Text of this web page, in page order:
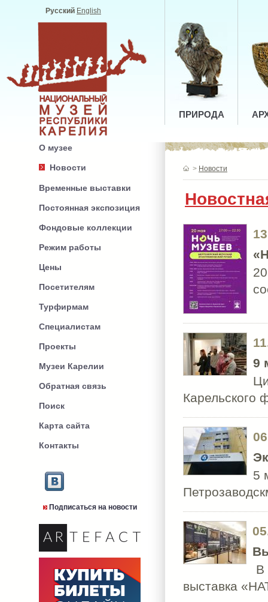
Русский English
ПРИРОДА
О музее
Новости
Временные выставки
Постоянная экспозиция
Фондовые коллекции
Режим работы
Цены
Посетителям
Турфирмам
Специалистам
Проекты
Музеи Карелии
Обратная связь
Поиск
Карта сайта
Контакты
Подписаться на новости
> Новости
9
Карельского
5
В
выставка